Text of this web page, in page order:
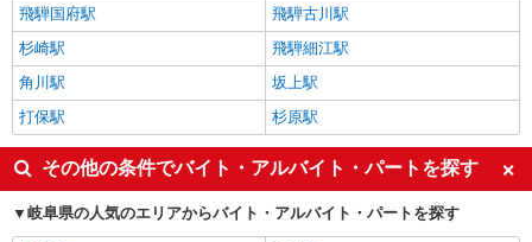
飛騨国府駅
飛騨古川駅
杉崎駅
飛騨細江駅
角川駅
坂上駅
打保駅
杉原駅
その他の条件でバイト・アルバイト・パートを探す
岐阜県の人気のエリアからバイト・アルバイト・パートを探す